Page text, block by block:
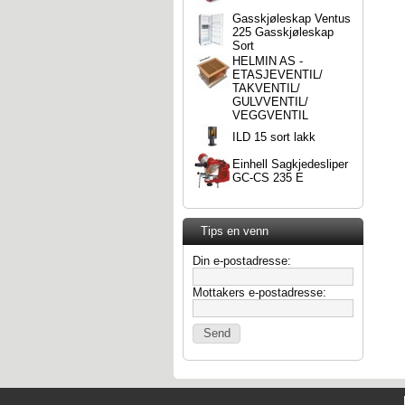
Gasskjøleskap Ventus
225 Gasskjøleskap
Sort
HELMIN AS -
ETASJEVENTIL/
TAKVENTIL/
GULVVENTIL/
VEGGVENTIL
ILD 15 sort lakk
Einhell Sagkjedesliper
GC-CS 235 E
Tips en venn
Din e-postadresse:
Mottakers e-postadresse: